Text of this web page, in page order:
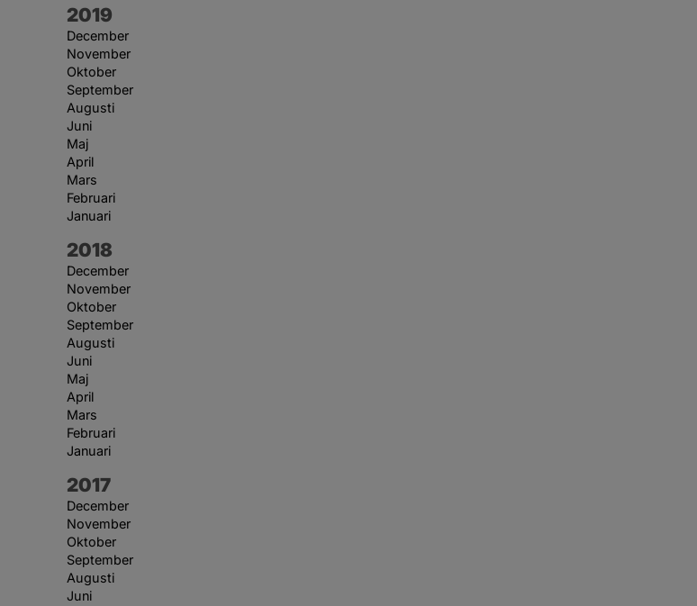
År:
2019
December
November
Oktober
September
Augusti
Juni
Maj
April
Mars
Februari
Januari
År:
2018
December
November
Oktober
September
Augusti
Juni
Maj
April
Mars
Februari
Januari
År:
2017
December
November
Oktober
September
Augusti
Juni